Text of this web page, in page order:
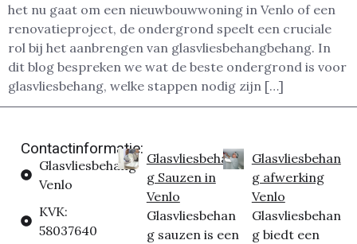
het nu gaat om een nieuwbouwwoning in Venlo of een
renovatieproject, de ondergrond speelt een cruciale
rol bij het aanbrengen van glasvliesbehangbehang. In
dit blog bespreken we wat de beste ondergrond is voor
glasvliesbehang, welke stappen nodig zijn […]
Contactinformatie:
Glasvliesbehang
Venlo
KVK:
58037640
Glasvliesbehan
g Sauzen in
Venlo
Glasvliesbehan
g sauzen is een
Glasvliesbehan
g afwerking
Venlo
Glasvliesbehan
g biedt een